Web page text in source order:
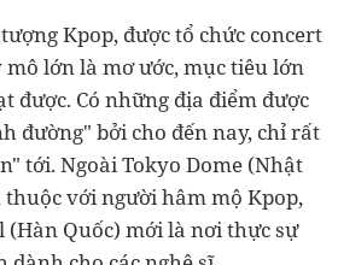
Kpop, được tổ chức concert
mô lớn là mơ ước, mục tiêu lớn
được. Có những địa điểm được
đường" bởi cho đến nay, chỉ rất
tới. Ngoài Tokyo Dome (Nhật
với người hâm mộ Kpop,
(Hàn Quốc) mới là nơi thực sự